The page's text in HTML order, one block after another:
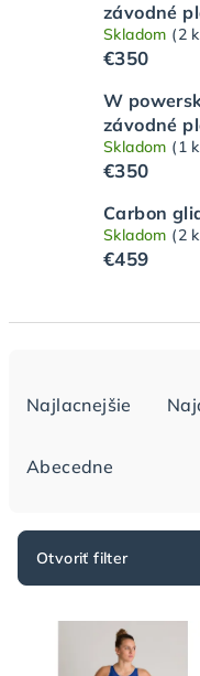
závodné
Skladom (2
€350
W
závodné
Skladom (1
€350
Carbon
Skladom (2
€459
p
Najlacnejšie
Abecedne
Otvoriť filter